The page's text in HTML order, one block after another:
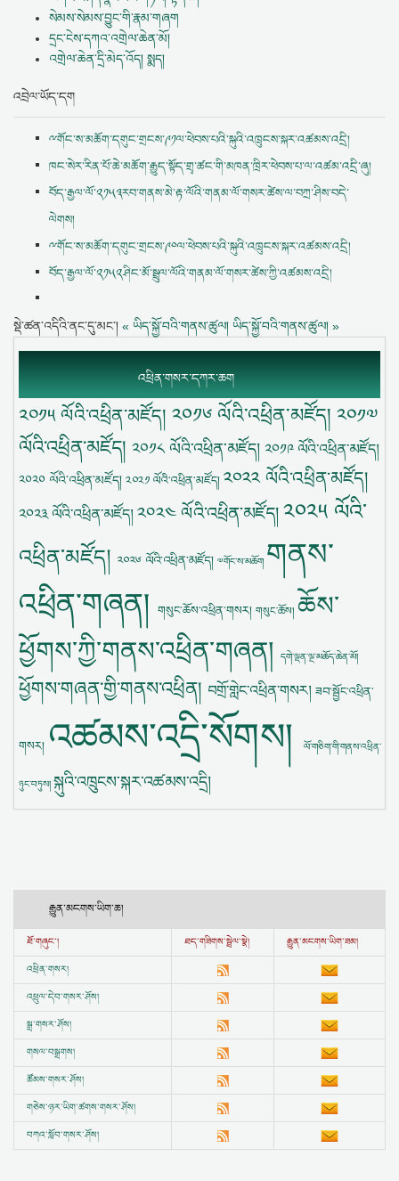
སེམས་སེམས་བྱུང་གི་རྣམ་གཞག
དྲང་ངེས་དཀའ་འགྲེལ་ཆེན་མོ།
འགྲེལ་ཆེན་དྲི་མེད་འོད། སྨད།
འབྲེལ་ཡོད་དག
ྋགོང་ས་མཆོག་དགུང་གྲངས་༩༡ལ་ཕེབས་པའི་སྐུའི་འཁྲུངས་སྐར་འཚམས་འདྲི།
ཁང་སེར་རིན་པོ་ཆེ་མཆོག་རྒྱུད་སྟོད་གྲྭ་ཚང་གི་མཁན་ཁྲིར་ཕེབས་པ་ལ་འཚམ་འདྲི་ཞུ།
བོད་རྒྱལ་ལོ་༢༡༥༣རབ་གནས་མེ་རྟ་ལོའི་གནམ་ལོ་གསར་ཚེས་ལ་བཀྲ་ཤིས་བདེ་
ལེགས།
ྋགོང་ས་མཆོག་དགུང་གྲངས་༩༠ལ་ཕེབས་པའི་སྐུའི་འཁྲུངས་སྐར་འཚམས་འདྲི།
བོད་རྒྱལ་ལོ་༢༡༥༢ཤིང་མོ་སྦྲུལ་ལོའི་གནམ་ལོ་གསར་ཚེས་ཀྱི་འཚམས་འདྲི།
སྡེ་ཚན་འདིའི་ནང་དུ་མང་། « ཡིད་སྐྱོ་བའི་གནས་ཚུལ། ཡིད་སྐྱོ་བའི་གནས་ཚུལ། »
འཕྲིན་གསར་དཀར་ཆག
༢༠༡༥ ལོའི་འཕྲིན་མཛོད། ༢༠༡༦ ལོའི་འཕྲིན་མཛོད། ༢༠༡༧
ལོའི་འཕྲིན་མཛོད། ༢༠༡༨ ལོའི་འཕྲིན་མཛོད། ༢༠༡༩ ལོའི་འཕྲིན་མཛོད།
༢༠༢༠ ལོའི་འཕྲིན་མཛོད། ༢༠༢༡ ལོའི་འཕྲིན་མཛོད། ༢༠༢༢ ལོའི་འཕྲིན་མཛོད།
༢༠༢༣ ལོའི་འཕྲིན་མཛོད། ༢༠༢༤ ལོའི་འཕྲིན་མཛོད། ༢༠༢༥ ལོའི་
འཕྲིན་མཛོད། ༢༠༢༦ ལོའི་འཕྲིན་མཛོད། ༧གོང་ས་མཆོག གནས་
འཕྲིན་གཞན།
གསུང་ཆོས་འཕྲིན་གསར། གསུང་ཆོས། ཆོས་
ཕྱོགས་ཀྱི་གནས་འཕྲིན་གཞན།
དགེ་ལྡན་ལྔ་མཆོད་ཆེན་མོ།
ཕྱོགས་གཞན་གྱི་གནས་འཕྲིན། བགྲོ་གླེང་འཕྲིན་གསར། ཟབ་སྦྱོང་འཕྲིན་
གསར། འཚམས་འདྲི་སོགས། ལོ་གཅིག་གི་གནས་འཕྲིན་
ཉུང་བཏུས། སྐུའི་འཁྲུངས་སྐར་འཚམས་འདྲི།
རྒྱུན་མངགས་ཡིག་ཆ།
ཐོ་གཞུང་། ཐད་གཟིགས་སྦྲེལ་སྣེ།
རྒྱུན་མངགས་ཡིག་ཟམ།
འཕྲིན་གསར།
འཕྲུལ་དེབ་གསར་ཤོས།
སྒྲ་གསར་ཤོས།
གསལ་བསྒྲགས།
ཚོམས་གསར་ཤོས།
གཅེས་ཉར་ཡིག་ཚགས་གསར་ཤོས།
བཀའ་སློབ་གསར་ཤོས།